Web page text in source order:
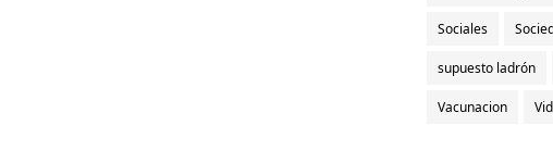
Sociales
supuesto ladrón
Vacunacion